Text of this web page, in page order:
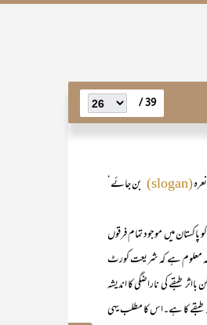
39 /
(slogan)
بن جائے‘
میں موجود تمام فرقوں
کہ معلوم ہے کہ شریعت کورٹ
طبقے کی ناراضگی کا اندیشہ
طبقے کا ہے۔اس کا مطلب یہی